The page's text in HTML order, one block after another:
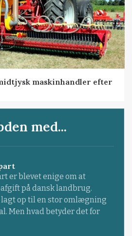
maskinhandler efter
med...
er blevet enige om at
på dansk landbrug.
lagt op til en stor omlægning
Men hvad betyder det for